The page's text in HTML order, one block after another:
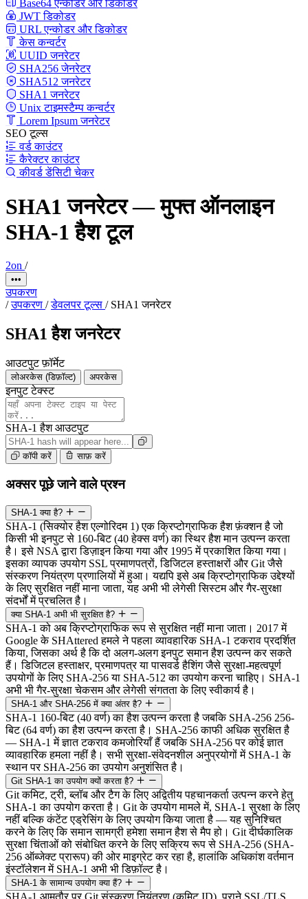
Base64 एन्कोडर और डिकोडर
JWT डिकोडर
URL एन्कोडर और डिकोडर
केस कन्वर्टर
UUID जनरेटर
SHA256 जेनरेटर
SHA512 जनरेटर
SHA1 जनरेटर
Unix टाइमस्टैम्प कन्वर्टर
Lorem Ipsum जनरेटर
SEO टूल्स
वर्ड काउंटर
कैरेक्टर काउंटर
कीवर्ड डेंसिटी चेकर
SHA1 जनरेटर — मुफ्त ऑनलाइन
SHA-1 हैश टूल
2on /
•••
उपकरण
/ उपकरण / डेवलपर टूल्स / SHA1 जनरेटर
SHA1 हैश जनरेटर
आउटपुट फ़ॉर्मेट
लोअरकेस (डिफ़ॉल्ट) अपरकेस
इनपुट टेक्स्ट
SHA-1 हैश आउटपुट
कॉपी करें साफ़ करें
अक्सर पूछे जाने वाले प्रश्न
SHA-1 क्या है?
SHA-1 (सिक्योर हैश एल्गोरिदम 1) एक क्रिप्टोग्राफिक हैश फ़ंक्शन है जो
किसी भी इनपुट से 160-बिट (40 हेक्स वर्ण) का स्थिर हैश मान उत्पन्न करता
है। इसे NSA द्वारा डिज़ाइन किया गया और 1995 में प्रकाशित किया गया।
इसका व्यापक उपयोग SSL प्रमाणपत्रों, डिजिटल हस्ताक्षरों और Git जैसे
संस्करण नियंत्रण प्रणालियों में हुआ। यद्यपि इसे अब क्रिप्टोग्राफिक उद्देश्यों
के लिए सुरक्षित नहीं माना जाता, यह अभी भी लेगेसी सिस्टम और गैर-सुरक्षा
संदर्भों में प्रचलित है।
क्या SHA-1 अभी भी सुरक्षित है?
SHA-1 को अब क्रिप्टोग्राफिक रूप से सुरक्षित नहीं माना जाता। 2017 में
Google के SHAttered हमले ने पहला व्यावहारिक SHA-1 टकराव प्रदर्शित
किया, जिसका अर्थ है कि दो अलग-अलग इनपुट समान हैश उत्पन्न कर सकते
हैं। डिजिटल हस्ताक्षर, प्रमाणपत्र या पासवर्ड हैशिंग जैसे सुरक्षा-महत्वपूर्ण
उपयोगों के लिए SHA-256 या SHA-512 का उपयोग करना चाहिए। SHA-1
अभी भी गैर-सुरक्षा चेकसम और लेगेसी संगतता के लिए स्वीकार्य है।
SHA-1 और SHA-256 में क्या अंतर है?
SHA-1 160-बिट (40 वर्ण) का हैश उत्पन्न करता है जबकि SHA-256 256-
बिट (64 वर्ण) का हैश उत्पन्न करता है। SHA-256 काफी अधिक सुरक्षित है
— SHA-1 में ज्ञात टकराव कमजोरियाँ हैं जबकि SHA-256 पर कोई ज्ञात
व्यावहारिक हमला नहीं है। सभी सुरक्षा-संवेदनशील अनुप्रयोगों में SHA-1 के
स्थान पर SHA-256 का उपयोग अनुशंसित है।
Git SHA-1 का उपयोग क्यों करता है?
Git कमिट, ट्री, ब्लॉब और टैग के लिए अद्वितीय पहचानकर्ता उत्पन्न करने हेतु
SHA-1 का उपयोग करता है। Git के उपयोग मामले में, SHA-1 सुरक्षा के लिए
नहीं बल्कि कंटेंट एड्रेसिंग के लिए उपयोग किया जाता है — यह सुनिश्चित
करने के लिए कि समान सामग्री हमेशा समान हैश से मैप हो। Git दीर्घकालिक
सुरक्षा चिंताओं को संबोधित करने के लिए सक्रिय रूप से SHA-256 (SHA-
256 ऑब्जेक्ट प्रारूप) की ओर माइग्रेट कर रहा है, हालांकि अधिकांश वर्तमान
इंस्टॉलेशन में SHA-1 अभी भी डिफ़ॉल्ट है।
SHA-1 के सामान्य उपयोग क्या हैं?
SHA-1 आमतौर पर Git संस्करण नियंत्रण (कमिट ID), पुराने SSL/TLS